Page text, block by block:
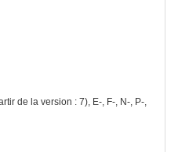
de la version : 7), E-, F-, N-, P-,